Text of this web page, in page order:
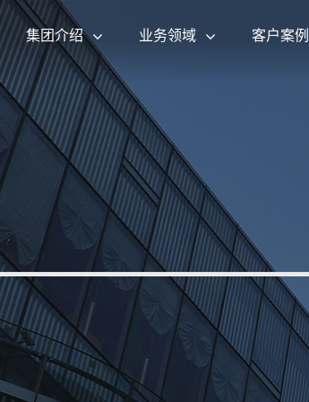
集团介绍 业务领域 客户案例